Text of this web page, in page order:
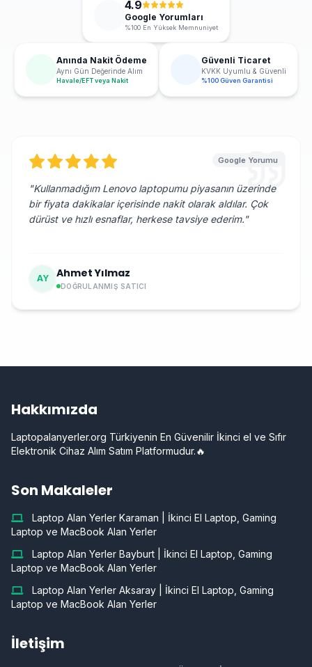
4.9
Google Yorumları
%100 En Yüksek Memnuniyet
Anında Nakit Ödeme
Aynı Gün Değerinde Alım
Havale/EFT veya Nakit
Güvenli Ticaret
KVKK Uyumlu & Güvenli
%100 Güven Garantisi
Google Yorumu
"Kullanmadığım Lenovo laptopumu piyasanın üzerinde
bir fiyata dakikalar içerisinde nakit olarak aldılar. Çok
dürüst ve hızlı esnaflar, herkese tavsiye ederim."
AY Ahmet Yılmaz
DOĞRULANMIŞ SATICI
Hakkımızda
Laptopalanyerler.org Türkiyenin En Güvenilir İkinci el ve Sıfır
Elektronik Cihaz Alım Satım Platformudur.🔥
Son Makaleler
Laptop Alan Yerler Karaman | İkinci El Laptop, Gaming
Laptop ve MacBook Alan Yerler
Laptop Alan Yerler Bayburt | İkinci El Laptop, Gaming
Laptop ve MacBook Alan Yerler
Laptop Alan Yerler Aksaray | İkinci El Laptop, Gaming
Laptop ve MacBook Alan Yerler
İletişim